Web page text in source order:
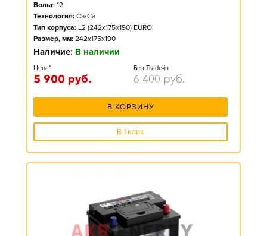
Вольт: 12
Технология: Ca/Ca
Тип корпуса: L2 (242x175x190) EURO
Размер, мм: 242x175x190
Наличие: В наличии
Цена*
5 900 руб.
Без Trade-in
6 400 руб.
В КОРЗИНУ
В 1 клик